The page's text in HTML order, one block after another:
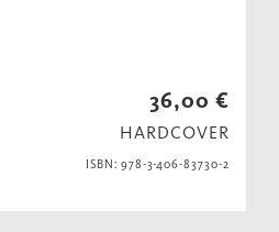
36,00 €
HARDCOVER
ISBN: 978-3-406-83730-2